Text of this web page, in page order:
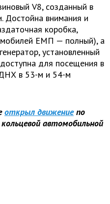
V8, созданный в
Достойна внимания и
коробка,
ЕМП — полный), а
установленный
для посещения в
в 53-м и 54-м
открыл движениепо
автомобильной